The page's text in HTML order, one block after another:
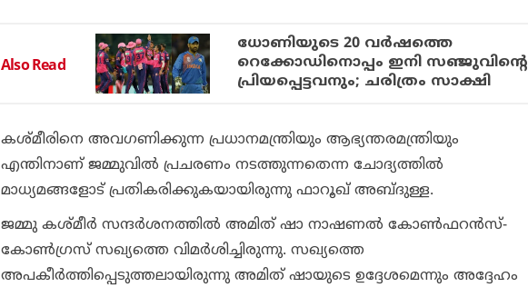
Also Read
ധോണിയുടെ 20 വർഷത്തെ
റെക്കോഡിനൊപ്പം ഇനി സഞ്ജുവിന്റെ
പ്രിയപ്പെട്ടവനും; ചരിത്രം സാക്ഷി
കശ്മീരിനെ അവഗണിക്കുന്ന പ്രധാനമന്ത്രിയും ആഭ്യന്തരമന്ത്രിയും
എന്തിനാണ് ജമ്മുവില്‍ പ്രചരണം നടത്തുന്നതെന്ന ചോദ്യത്തില്‍
മാധ്യമങ്ങളോട് പ്രതികരിക്കുകയായിരുന്നു ഫാറൂഖ് അബ്ദുള്ള.
ജമ്മു കശ്മീര്‍ സന്ദര്‍ശനത്തില്‍ അമിത് ഷാ നാഷണല്‍ കോണ്‍ഫറന്‍സ്-
കോണ്‍ഗ്രസ് സഖ്യത്തെ വിമര്‍ശിച്ചിരുന്നു. സഖ്യത്തെ
അപകീര്‍ത്തിപ്പെടുത്തലായിരുന്നു അമിത് ഷായുടെ ഉദ്ദേശമെന്നും അദ്ദേഹം